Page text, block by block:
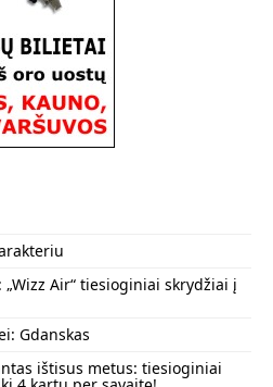
Air“ tiesioginiai skrydžiai į
Gdanskas
ištisus metus: tiesioginiai